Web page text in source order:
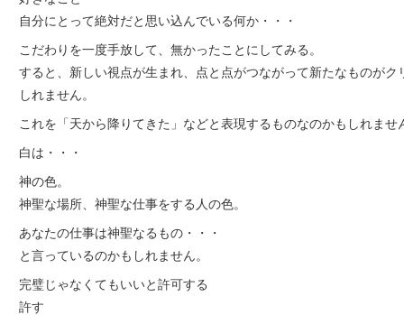
自分にとって絶対だと思い込んでいる何か・・・
こだわりを一度手放して、無かったことにしてみる。
すると、新しい視点が生まれ、点と点がつながって新たなものがク
しれません。
これを「天から降りてきた」などと表現するものなのかもしれませ
白は・・・
神の色。
神聖な場所、神聖な仕事をする人の色。
あなたの仕事は神聖なるもの・・・
と言っているのかもしれません。
完璧じゃなくてもいいと許可する
許す